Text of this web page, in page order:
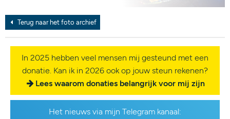
Terug naar het foto archief
In 2025 hebben veel mensen mij gesteund met een
donatie. Kan ik in 2026 ook op jouw steun rekenen?
Lees waarom donaties belangrijk voor mij zijn
Het nieuws via mijn Telegram kanaal: